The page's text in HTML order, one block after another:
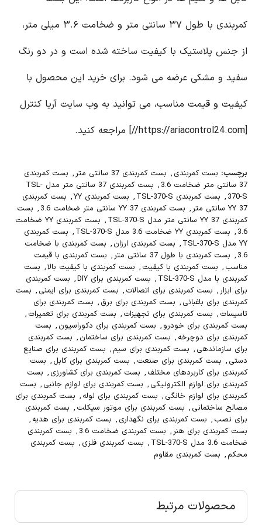
کمربندی با طول ۳۷ سانتی متر و ضخامت ۳.۶ میلی متر،
از جنس پلاستیک با کیفیت ساخته شده است و در دو رنگ
سفید و مشکی عرضه می شود. برای خرید این محصول با
کیفیت و قیمت مناسب، می توانید به وب سایت آریا کنترل
[https://ariacontrol24.com//] مراجعه کنید.
برچسب: بست کمربندی , بست کمربندی 37 سانتی متر , بست کمربندی
37 سانتی متر ضخامت 3.6
,
بست کمربندی 37 سانتی متر مدل TSL-
370-S
, بست کمربندی TSL-370-S , بست کمربندی YY , بست کمربندی
YY 37 سانتی متر
, بست کمربندی YY 37 سانتی متر ضخامت 3.6 , بست
کمربندی YY 37 سانتی متر مدل TSL-370-S
,
بست کمربندی YY ضخامت
3.6
, بست کمربندی YY ضخامت 3.6 مدل TSL-370-S , بست کمربندی
YY مدل TSL-370-S
, بست کمربندی ارزان , بست کمربندی با ضخامت
3.6
, بست کمربندی با طول 37 سانتی متر , بست کمربندی با قیمت
مناسب , بست کمربندی با کیفیت , بست کمربندی با کیفیت بالا, بست
کمربندی با مدل TSL-370-S
, بست کمربندی برای DIY , بست کمربندی
برای ابزار , بست کمربندی برای اتصالات , بست کمربندی برای ایمنی , بست
کمربندی برای باغبانی , بست کمربندی برای برق , بست کمربندی برای
تاسیسات , بست کمربندی برای تجهیزات , بست کمربندی برای تعمیرات ,
بست کمربندی برای خودرو , بست کمربندی برای دکوراسیون , بست
کمربندی برای دوچرخه , بست کمربندی برای ساختمان , بست کمربندی
برای سازماندهی , بست کمربندی برای سیم , بست کمربندی برای صنایع
دستی , بست کمربندی برای صنعت , بست کمربندی برای کابل , بست
کمربندی برای کاربردهای مختلف , بست کمربندی برای کشاورزی , بست
کمربندی برای لوازم الکترونیکی , بست کمربندی برای لوازم جانبی , بست
کمربندی برای لوازم خانگی , بست کمربندی برای لوله , بست کمربندی برای
مصالح ساختمانی , بست کمربندی برای موتور سیکلت , بست کمربندی
برای نصب , بست کمربندی برای نگهداری , بست کمربندی برای هدیه ,
بست کمربندی برای هنر , بست کمربندی ضخامت 3.6 , بست کمربندی
ضخامت 3.6 مدل TSL-370-S
, بست کمربندی فلزی , بست کمربندی
محکم , بست کمربندی مقاوم
محصولات مرتبط